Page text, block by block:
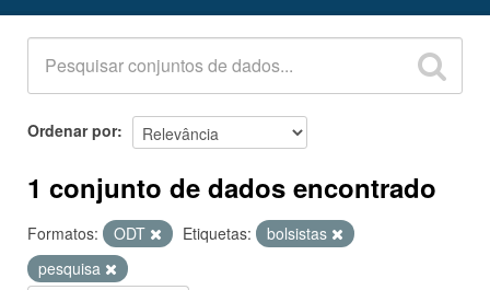
Organizações
Grupos
Sobre
Ordenar por
1 conjunto de dados encontrado
Formatos: ODT Etiquetas:
bolsistas
pesquisa